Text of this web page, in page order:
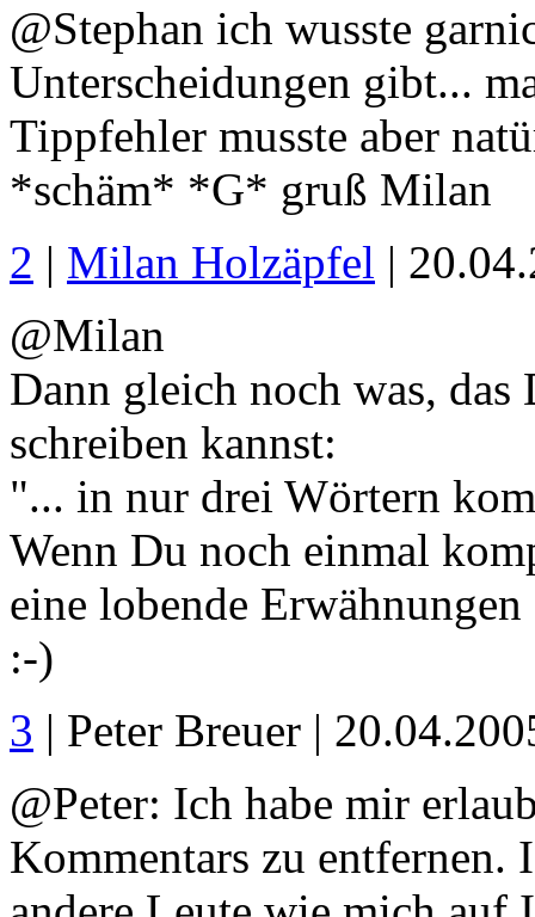
@Stephan ich wusste
Unterscheidungen gibt...
Tippfehler musste aber
*schäm* *G* gruß Milan
2 | Milan Holzäpfel |
@Milan
Dann gleich noch was,
schreiben kannst:
"... in nur drei Wörtern
Wenn Du noch einmal
eine lobende
:-)
3 | Peter Breuer |
@Peter: Ich habe mir
Kommentars zu entfernen.